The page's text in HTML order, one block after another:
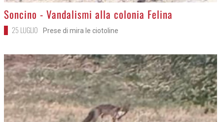
>
Soncino - Vandalismi alla colonia Felina
25 LUGLIO Prese di mira le ciotoline